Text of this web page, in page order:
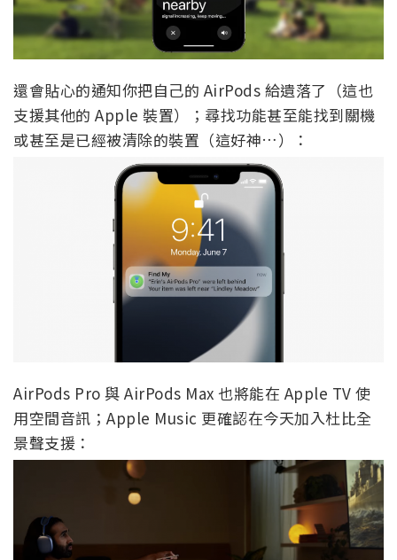
還會貼心的通知你把自己的 AirPods 給遺落了（這也
支援其他的 Apple 裝置）；尋找功能甚至能找到關機
或甚至是已經被清除的裝置（這好神…）：
AirPods Pro 與 AirPods Max 也將能在 Apple TV 使
用空間音訊；Apple Music 更確認在今天加入杜比全
景聲支援：